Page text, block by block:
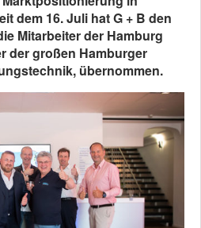
dem 16. Juli hat G + B den
Mitarbeiter der Hamburg
der großen Hamburger
übernommen.